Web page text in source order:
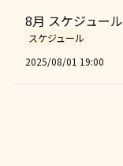
8月 スケジュール
スケジュール
2025/08/01 19:00